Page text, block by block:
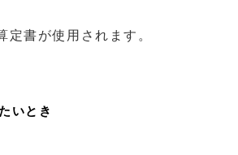
書が使用されます。
いとき